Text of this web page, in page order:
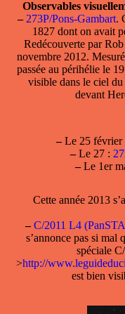
Observables
– 273P/Pons-Gambart.
1827 dont on avait
Redécouverte par
novembre 2012.
passée au périhélie le
visible dans le ciel
devant
–Le 25 février
–Le 27 :
–Le 1er
Cette année 2013
– C/2011 L4
s’annonce pas si
spéciale
>http://
est bien